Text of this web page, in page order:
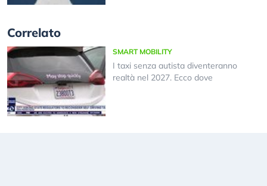
Correlato
SMART MOBILITY
I taxi senza autista diventeranno
realtà nel 2027. Ecco dove